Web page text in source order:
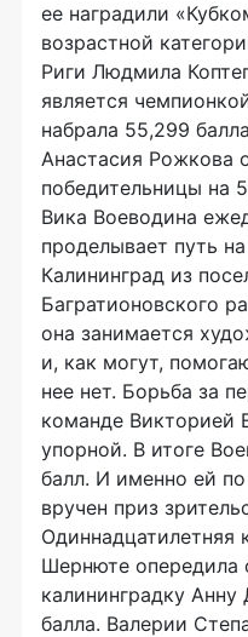
ее наградили
возрастной
Риги Людмила
является
набрала 55,299
Анастасия Рожкова
победительницы на
Вика Воеводина
проделывает путь
Калининград из
Багратионовского
она занимается
и, как могут,
нее нет. Борьба за
команде Викторией
упорной. В итоге
балл. И именно ей
вручен приз
Одиннадцатилетняя
Шернюте опередила
калининградку
балла. Валерии